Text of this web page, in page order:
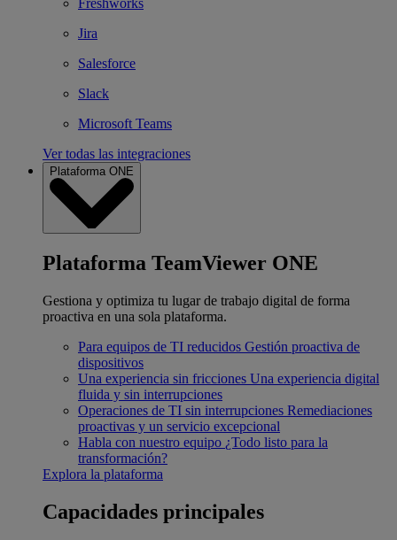
Freshworks
Jira
Salesforce
Slack
Microsoft Teams
Ver todas las integraciones
Plataforma ONE
Plataforma TeamViewer ONE
Gestiona y optimiza tu lugar de trabajo digital de forma
proactiva en una sola plataforma.
Para equipos de TI reducidos Gestión proactiva de
dispositivos
Una experiencia sin fricciones Una experiencia digital
fluida y sin interrupciones
Operaciones de TI sin interrupciones Remediaciones
proactivas y un servicio excepcional
Habla con nuestro equipo ¿Todo listo para la
transformación?
Explora la plataforma
Capacidades principales